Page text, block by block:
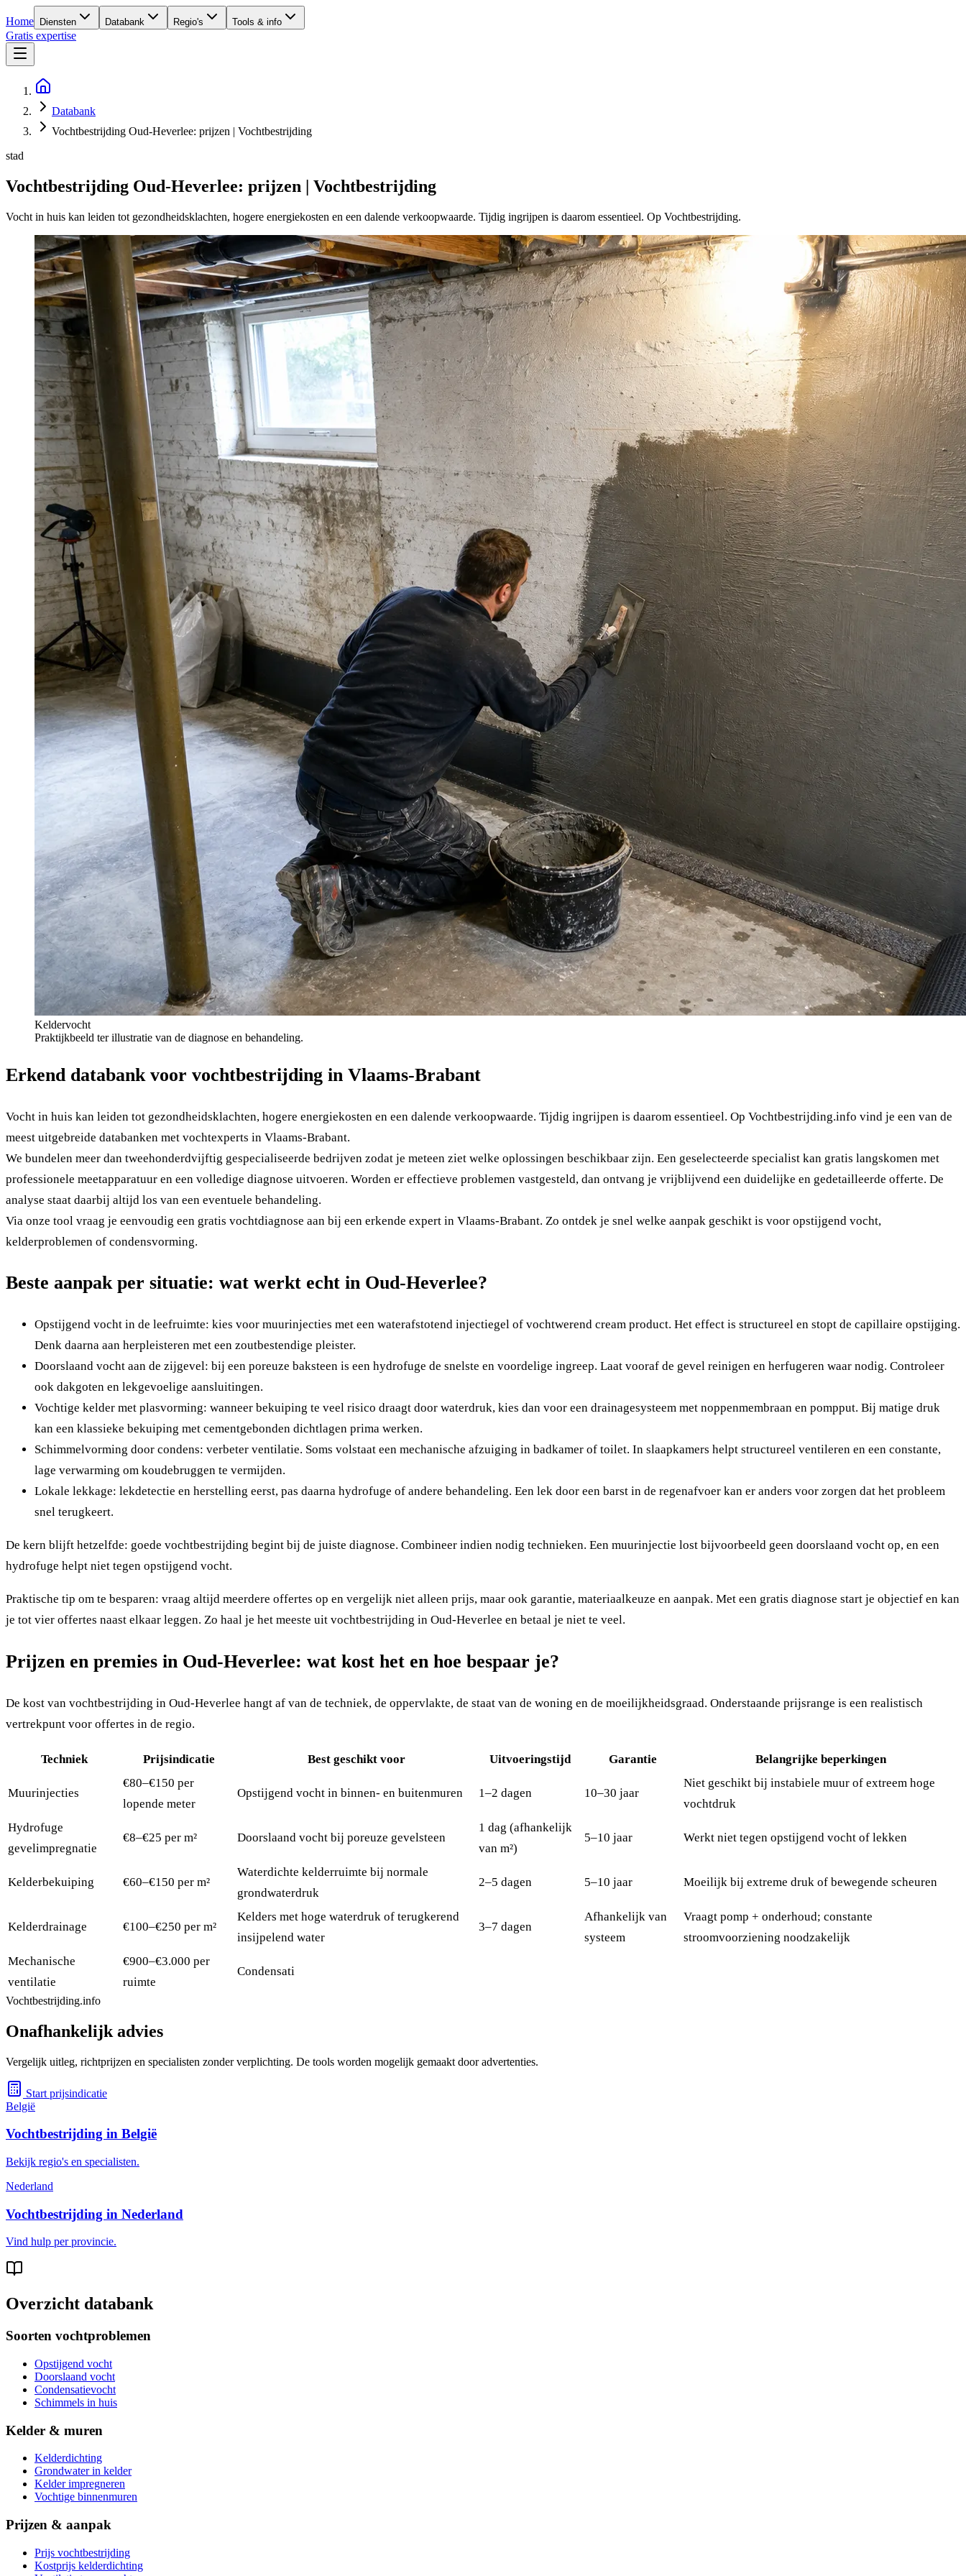
Home Diensten Databank Regio's Tools & info
Gratis expertise
Databank
Vochtbestrijding Oud-Heverlee: prijzen | Vochtbestrijding
stad
Vochtbestrijding Oud-Heverlee: prijzen | Vochtbestrijding
Vocht in huis kan leiden tot gezondheidsklachten, hogere energiekosten en een dalende verkoopwaarde. Tijdig ingrijpen is daarom essentieel. Op Vochtbestrijding.
Keldervocht
Praktijkbeeld ter illustratie van de diagnose en behandeling.
Erkend databank voor vochtbestrijding in Vlaams-Brabant
Vocht in huis kan leiden tot gezondheidsklachten, hogere energiekosten en een dalende verkoopwaarde. Tijdig ingrijpen is daarom essentieel. Op Vochtbestrijding.info vind je een van de
meest uitgebreide databanken met vochtexperts in Vlaams-Brabant.
We bundelen meer dan tweehonderdvijftig gespecialiseerde bedrijven zodat je meteen ziet welke oplossingen beschikbaar zijn. Een geselecteerde specialist kan gratis langskomen met
professionele meetapparatuur en een volledige diagnose uitvoeren. Worden er effectieve problemen vastgesteld, dan ontvang je vrijblijvend een duidelijke en gedetailleerde offerte. De
analyse staat daarbij altijd los van een eventuele behandeling.
Via onze tool vraag je eenvoudig een gratis vochtdiagnose aan bij een erkende expert in Vlaams-Brabant. Zo ontdek je snel welke aanpak geschikt is voor opstijgend vocht,
kelderproblemen of condensvorming.
Beste aanpak per situatie: wat werkt echt in Oud-Heverlee?
Opstijgend vocht in de leefruimte: kies voor muurinjecties met een waterafstotend injectiegel of vochtwerend cream product. Het effect is structureel en stopt de capillaire opstijging.
Denk daarna aan herpleisteren met een zoutbestendige pleister.
Doorslaand vocht aan de zijgevel: bij een poreuze baksteen is een hydrofuge de snelste en voordelige ingreep. Laat vooraf de gevel reinigen en herfugeren waar nodig. Controleer
ook dakgoten en lekgevoelige aansluitingen.
Vochtige kelder met plasvorming: wanneer bekuiping te veel risico draagt door waterdruk, kies dan voor een drainagesysteem met noppenmembraan en pompput. Bij matige druk
kan een klassieke bekuiping met cementgebonden dichtlagen prima werken.
Schimmelvorming door condens: verbeter ventilatie. Soms volstaat een mechanische afzuiging in badkamer of toilet. In slaapkamers helpt structureel ventileren en een constante,
lage verwarming om koudebruggen te vermijden.
Lokale lekkage: lekdetectie en herstelling eerst, pas daarna hydrofuge of andere behandeling. Een lek door een barst in de regenafvoer kan er anders voor zorgen dat het probleem
snel terugkeert.
De kern blijft hetzelfde: goede vochtbestrijding begint bij de juiste diagnose. Combineer indien nodig technieken. Een muurinjectie lost bijvoorbeeld geen doorslaand vocht op, en een
hydrofuge helpt niet tegen opstijgend vocht.
Praktische tip om te besparen: vraag altijd meerdere offertes op en vergelijk niet alleen prijs, maar ook garantie, materiaalkeuze en aanpak. Met een gratis diagnose start je objectief en kan
je tot vier offertes naast elkaar leggen. Zo haal je het meeste uit vochtbestrijding in Oud-Heverlee en betaal je niet te veel.
Prijzen en premies in Oud-Heverlee: wat kost het en hoe bespaar je?
De kost van vochtbestrijding in Oud-Heverlee hangt af van de techniek, de oppervlakte, de staat van de woning en de moeilijkheidsgraad. Onderstaande prijsrange is een realistisch
vertrekpunt voor offertes in de regio.
Techniek Prijsindicatie Best geschikt voor Uitvoeringstijd Garantie Belangrijke beperkingen
Muurinjecties
€80–€150 per
lopende meter
Opstijgend vocht in binnen- en buitenmuren 1–2 dagen 10–30 jaar
Niet geschikt bij instabiele muur of extreem hoge
vochtdruk
Hydrofuge
gevelimpregnatie
€8–€25 per m² Doorslaand vocht bij poreuze gevelsteen
1 dag (afhankelijk
van m²)
5–10 jaar Werkt niet tegen opstijgend vocht of lekken
Kelderbekuiping €60–€150 per m²
Waterdichte kelderruimte bij normale
grondwaterdruk
2–5 dagen 5–10 jaar Moeilijk bij extreme druk of bewegende scheuren
Kelderdrainage €100–€250 per m²
Kelders met hoge waterdruk of terugkerend
insijpelend water
3–7 dagen
Afhankelijk van
systeem
Vraagt pomp + onderhoud; constante
stroomvoorziening noodzakelijk
Mechanische
ventilatie
€900–€3.000 per
ruimte
Condensati
Vochtbestrijding.info
Onafhankelijk advies
Vergelijk uitleg, richtprijzen en specialisten zonder verplichting. De tools worden mogelijk gemaakt door advertenties.
Start prijsindicatie
België
Vochtbestrijding in België
Bekijk regio's en specialisten.
Nederland
Vochtbestrijding in Nederland
Vind hulp per provincie.
Overzicht databank
Soorten vochtproblemen
Opstijgend vocht
Doorslaand vocht
Condensatievocht
Schimmels in huis
Kelder & muren
Kelderdichting
Grondwater in kelder
Kelder impregneren
Vochtige binnenmuren
Prijzen & aanpak
Prijs vochtbestrijding
Kostprijs kelderdichting